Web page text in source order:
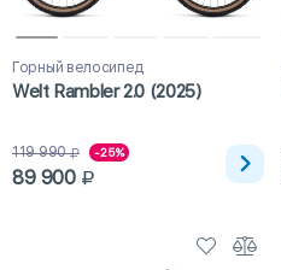
Горный велосипед
Welt Rambler 2.0 (2025)
119 990 -25%
89 900